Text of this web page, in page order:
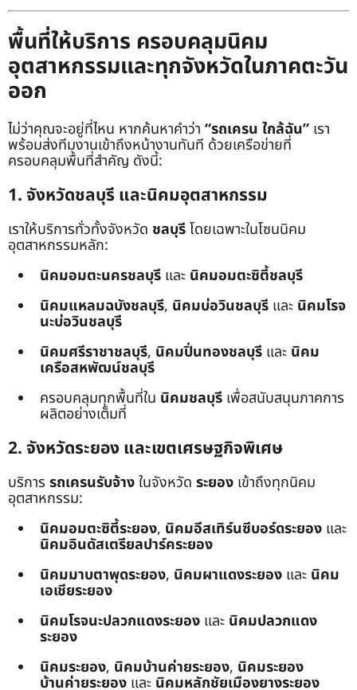
พื้นที่ให้บริการ ครอบคลุมนิคม
อุตสาหกรรมและทุกจังหวัดในภาคตะวัน
ออก
ไม่ว่าคุณจะอยู่ที่ไหน หากค้นหาคำว่า “รถเครน ใกล้ฉัน” เรา
พร้อมส่งทีมงานเข้าถึงหน้างานทันที ด้วยเครือข่ายที่
ครอบคลุมพื้นที่สำคัญ ดังนี้:
1. จังหวัดชลบุรี และนิคมอุตสาหกรรม
เราให้บริการทั่วทั้งจังหวัด ชลบุรีโดยเฉพาะในโซนนิคม
อุตสาหกรรมหลัก:
นิคมอมตะนครชลบุรี และ นิคมอมตะซิตี้ชลบุรี
นิคมแหลมฉบังชลบุรี, นิคมบ่อวินชลบุรี และ นิคมโรจ
นะบ่อวินชลบุรี
นิคมศรีราชาชลบุรี, นิคมปิ่นทองชลบุรี และ นิคม
เครือสหพัฒน์ชลบุรี
ครอบคลุมทุกพื้นที่ใน นิคมชลบุรี เพื่อสนับสนุนภาคการ
ผลิตอย่างเต็มที่
2. จังหวัดระยอง และเขตเศรษฐกิจพิเศษ
บริการ รถเครนรับจ้างในจังหวัด ระยอง เข้าถึงทุกนิคม
อุตสาหกรรม:
นิคมอมตะซิตี้ระยอง, นิคมอีสเทิร์นซีบอร์ดระยอง และ
นิคมอินดัสเตรียลปาร์คระยอง
นิคมมาบตาพุดระยอง, นิคมผาแดงระยอง และ นิคม
เอเชียระยอง
นิคมโรจนะปลวกแดงระยอง และ นิคมปลวกแดง
ระยอง
นิคมระยอง, นิคมบ้านค่ายระยอง, นิคมระยอง
บ้านค่ายระยอง และ นิคมหลักชัยเมืองยางระยอง